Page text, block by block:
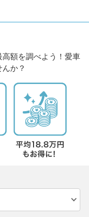
額を調べよう！愛車
か？